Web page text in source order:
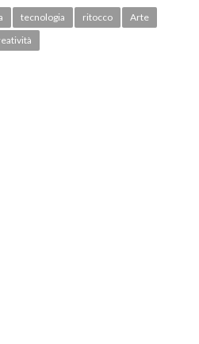
tecnologia ritocco
Arte